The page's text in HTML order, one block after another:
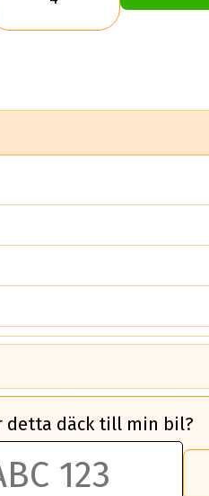
klass A däck gentemot ett klass
körstil du använder.
detta däck till min bil?